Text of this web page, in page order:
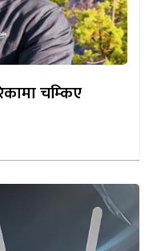
चम्किए